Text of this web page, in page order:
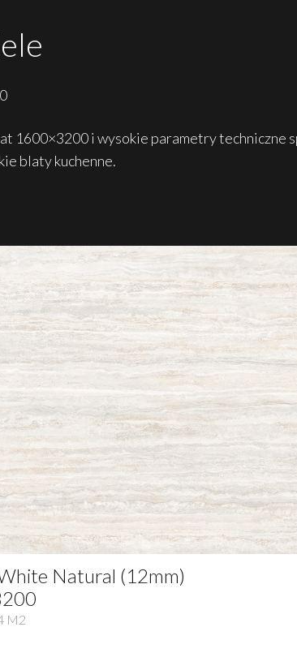
1600×3200 i wysokie parametry techniczne
blaty kuchenne.
Natural (12mm)
M2